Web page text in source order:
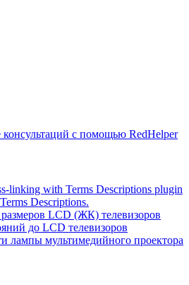
с помощью RedHelper
linking with Terms Descriptions plugin
Descriptions.
размеров LCD (ЖК) телевизоров
до LCD телевизоров
лампы мультимедийного проектора